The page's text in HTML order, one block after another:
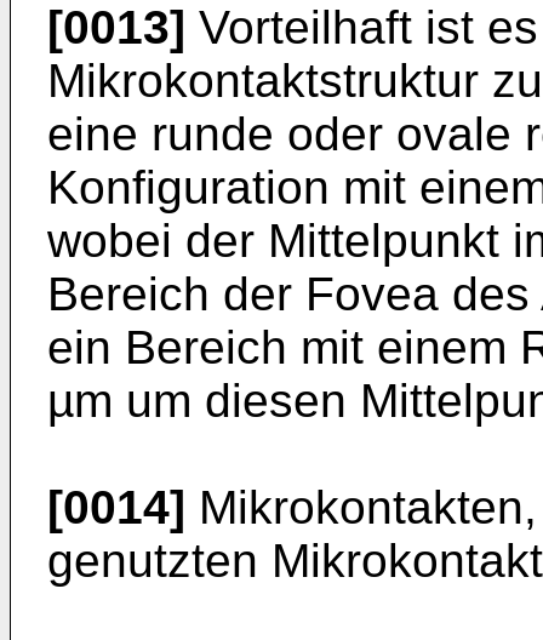
[0013] Vorteilhaft ist
Mikrokontaktstruktur
eine runde oder ovale
Konfiguration mit
wobei der Mittelpunkt
Bereich der Fovea
ein Bereich mit einem
µm um diesen
[0014]
genutzten